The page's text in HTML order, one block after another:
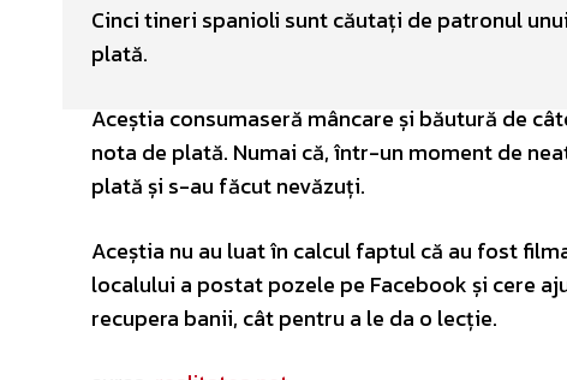
Cinci tineri spanioli sunt căutați de patronul
plată.
Aceștia consumaseră mâncare și băutură de
nota de plată. Numai că, într-un moment de
plată și s-au făcut nevăzuți.
Aceștia nu au luat în calcul faptul că au fost
localului a postat pozele pe Facebook și cere
recupera banii, cât pentru a le da o lecție.